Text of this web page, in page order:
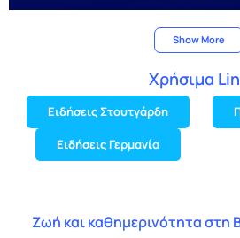
Show More
Χρήσιμα
Ειδήσεις Στουτγάρδη
Ειδήσεις Γερμανία
Ζωή και καθημερινότητα στη